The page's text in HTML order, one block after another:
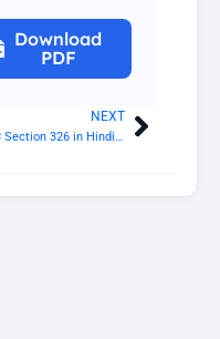
Download
PDF
NEXT
CrPC Section 326 in Hindi: एक मजिस्ट्रेट द्वारा भागतः और दूसरे द्वारा भागतः अभिलिखित साक्ष्य पर दोषसिद्धि या सुपुर्दगी Next